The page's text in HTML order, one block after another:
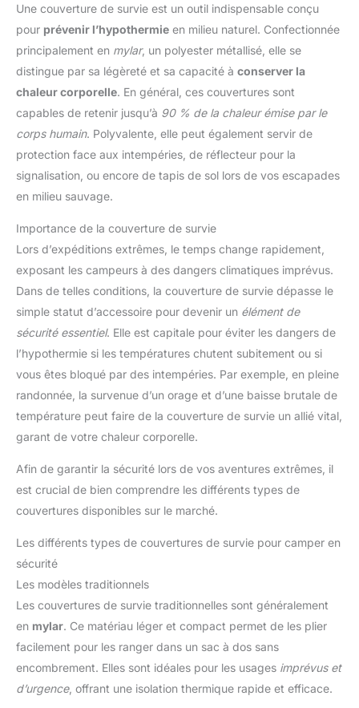
Une couverture de survie est un outil indispensable conçu
pour prévenir l’hypothermie en milieu naturel. Confectionnée
principalement en mylar, un polyester métallisé, elle se
distingue par sa légèreté et sa capacité à conserver la
chaleur corporelle. En général, ces couvertures sont
capables de retenir jusqu’à 90 % de la chaleur émise par le
corps humain. Polyvalente, elle peut également servir de
protection face aux intempéries, de réflecteur pour la
signalisation, ou encore de tapis de sol lors de vos escapades
en milieu sauvage.
Importance de la couverture de survie
Lors d’expéditions extrêmes, le temps change rapidement,
exposant les campeurs à des dangers climatiques imprévus.
Dans de telles conditions, la couverture de survie dépasse le
simple statut d’accessoire pour devenir un élément de
sécurité essentiel. Elle est capitale pour éviter les dangers de
l’hypothermie si les températures chutent subitement ou si
vous êtes bloqué par des intempéries. Par exemple, en pleine
randonnée, la survenue d’un orage et d’une baisse brutale de
température peut faire de la couverture de survie un allié vital,
garant de votre chaleur corporelle.
Afin de garantir la sécurité lors de vos aventures extrêmes, il
est crucial de bien comprendre les différents types de
couvertures disponibles sur le marché.
Les différents types de couvertures de survie pour camper en
sécurité
Les modèles traditionnels
Les couvertures de survie traditionnelles sont généralement
en mylar. Ce matériau léger et compact permet de les plier
facilement pour les ranger dans un sac à dos sans
encombrement. Elles sont idéales pour les usages imprévus et
d’urgence, offrant une isolation thermique rapide et efficace.